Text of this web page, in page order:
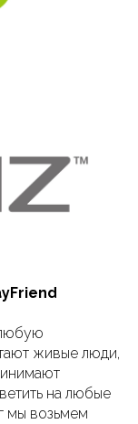
живые люди,
на любые
мы возьмем